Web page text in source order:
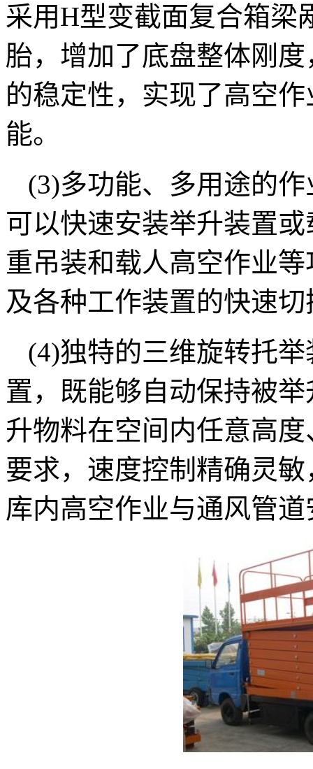
采用H型变截面复合箱梁
胎，增加了底盘整体刚
的稳定性，实现了高空
能。
(3)多功能、多用途的
可以快速安装举升装置
重吊装和载人高空作业
及各种工作装置的快速
(4)独特的三维旋转托
置，既能够自动保持被
升物料在空间内任意高
要求，速度控制精确灵
库内高空作业与通风管